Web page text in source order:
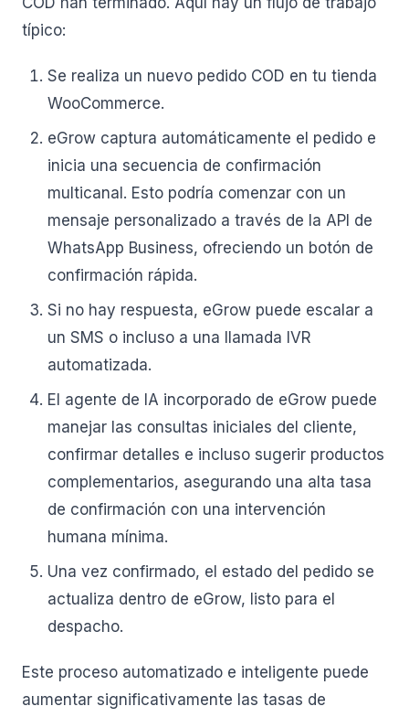
típico:
Se realiza un nuevo pedido COD en tu tienda
WooCommerce.
eGrow captura automáticamente el pedido e
inicia una secuencia de confirmación
multicanal. Esto podría comenzar con un
mensaje personalizado a través de la API de
WhatsApp Business, ofreciendo un botón de
confirmación rápida.
Si no hay respuesta, eGrow puede escalar a
un SMS o incluso a una llamada IVR
automatizada.
El agente de IA incorporado de eGrow puede
manejar las consultas iniciales del cliente,
confirmar detalles e incluso sugerir productos
complementarios, asegurando una alta tasa
de confirmación con una intervención
humana mínima.
Una vez confirmado, el estado del pedido se
actualiza dentro de eGrow, listo para el
despacho.
Este proceso automatizado e inteligente puede
aumentar significativamente las tasas de